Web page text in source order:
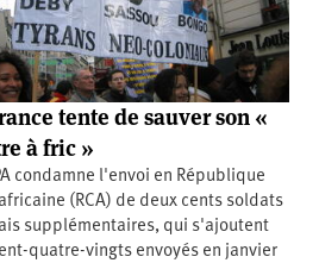
États-
Unis
du
tente de sauver son «
à fric »
condamne l'envoi en République
(RCA) de deux cents soldats
supplémentaires, qui s'ajoutent
quatre-vingts envoyés en janvier